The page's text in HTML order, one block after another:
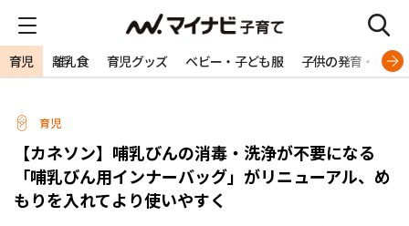
育児 離乳食 育児グッズ ベビー・子ども服 子供の発育・発達
育児
【カネソン】哺乳びんの消毒・洗浄が不要になる
「哺乳びん用インナーバッグ」がリニューアル、め
もりを入れてより使いやすく